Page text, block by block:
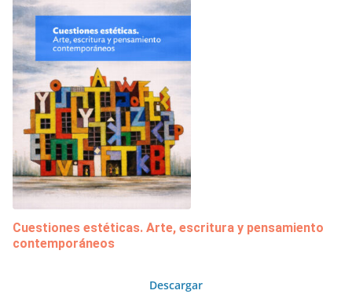
Cuestiones estéticas. Arte, escritura y pensamiento
contemporáneos
Descargar